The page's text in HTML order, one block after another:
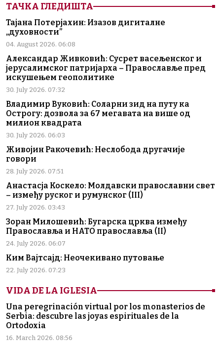
ТАЧКА ГЛЕДИШТА
Тајана Потерјахин: Изазов дигиталне
„духовности”
04. August 2026. 06:08
Александар Живковић: Сусрет васељенског и
јерусалимског патријарха – Православље пред
искушењем геополитике
30. July 2026. 07:32
Владимир Вуковић: Соларни зид на путу ка
Острогу: дозвола за 67 мегавата на више од
милион квадрата
30. July 2026. 06:03
Живојин Ракочевић: Неслобода другачије
говори
28. July 2026. 07:51
Анастасја Коскело: Молдавски православни свет
– између руског и румунског (III)
27. July 2026. 03:43
Зоран Милошевић: Бугарска црква између
Православља и НАТО православља (II)
24. July 2026. 06:07
Ким Вајтсајд: Неочекивано путовање
22. July 2026. 07:23
VIDA DE LA IGLESIA
Una peregrinación virtual por los monasterios de
Serbia: descubre las joyas espirituales de la
Ortodoxia
16. March 2026. 08:56